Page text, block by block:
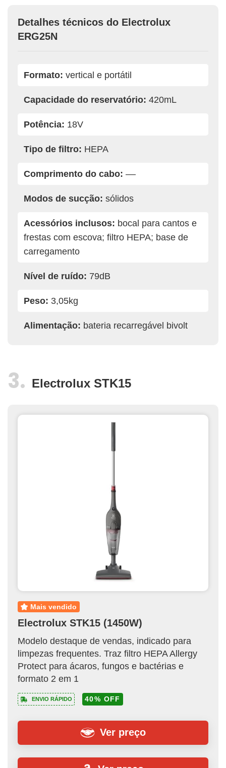
Detalhes técnicos do Electrolux
ERG25N
Formato: vertical e portátil
Capacidade do reservatório: 420mL
Potência: 18V
Tipo de filtro: HEPA
Comprimento do cabo: ––
Modos de sucção: sólidos
Acessórios inclusos: bocal para cantos e
frestas com escova; filtro HEPA; base de
carregamento
Nível de ruído: 79dB
Peso: 3,05kg
Alimentação: bateria recarregável bivolt
Electrolux STK15
mais vendido
Electrolux STK15 (1450W)
Modelo destaque de vendas, indicado para
limpezas frequentes. Traz filtro HEPA Allergy
Protect para ácaros, fungos e bactérias e
formato 2 em 1
ENVIO RÁPIDO 40% OFF
Ver preço